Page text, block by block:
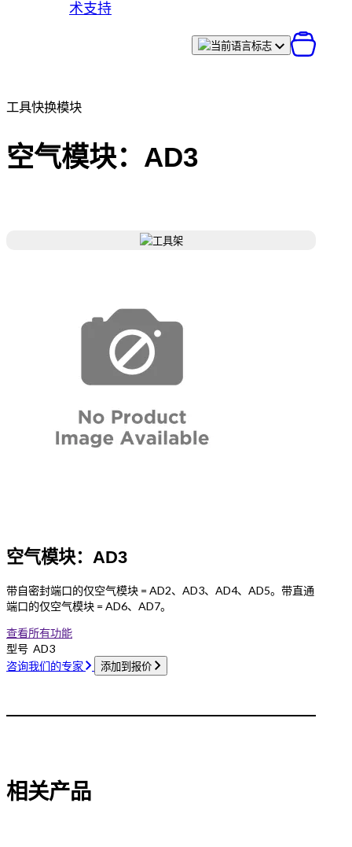
术支持
工具快换模块
空气模块：AD3
空气模块：AD3
带自密封端口的仅空气模块 = AD2、AD3、AD4、AD5。带直通
端口的仅空气模块 = AD6、AD7。
查看所有功能
型号 AD3
咨询我们的专家
添加到报价
相关产品